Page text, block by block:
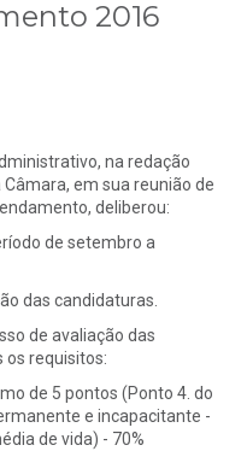
2016
na redação
em sua reunião de
deliberou:
de setembro a
das candidaturas.
de avaliação das
requisitos:
de 5 pontos (Ponto 4. do
e incapacitante -
de vida) - 70%